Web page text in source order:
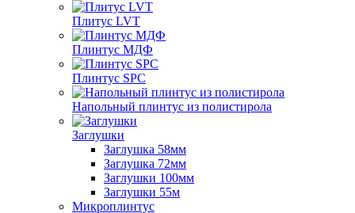
Плитус LVT
Плинтус МДФ
Плинтус SPC
Напольный плинтус из полистирола
Заглушки
Заглушка 58мм
Заглушка 72мм
Заглушки 100мм
Заглушки 55м
Микроплинтус